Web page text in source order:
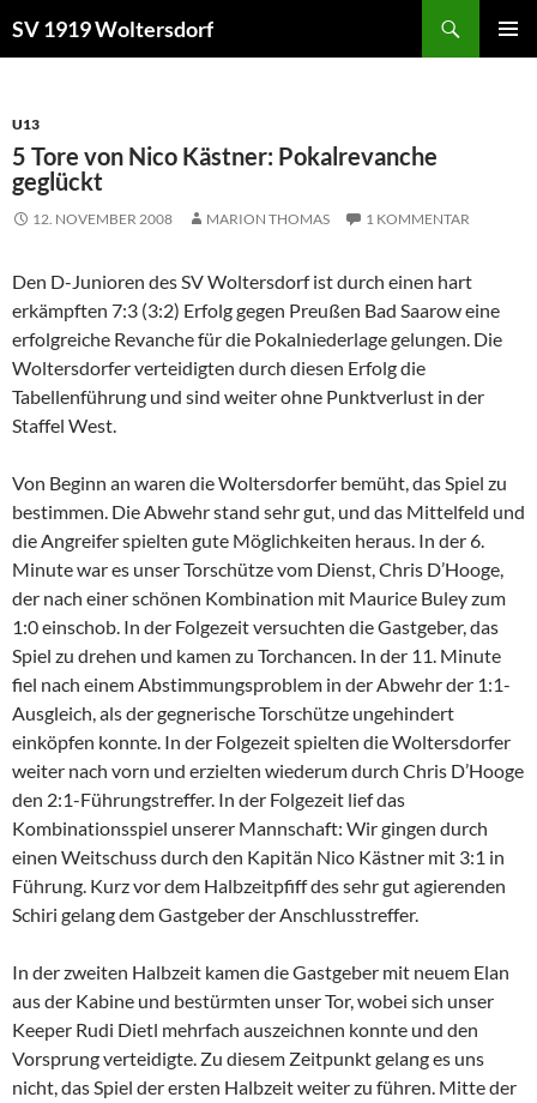
Inhalt
SV 1919 Woltersdorf
U13
5 Tore von Nico Kästner: Pokalrevanche
geglückt
12. NOVEMBER 2008 MARION THOMAS 1 KOMMENTAR
Den D-Junioren des SV Woltersdorf ist durch einen hart
erkämpften 7:3 (3:2) Erfolg gegen Preußen Bad Saarow eine
erfolgreiche Revanche für die Pokalniederlage gelungen. Die
Woltersdorfer verteidigten durch diesen Erfolg die
Tabellenführung und sind weiter ohne Punktverlust in der
Staffel West.
Von Beginn an waren die Woltersdorfer bemüht, das Spiel zu
bestimmen. Die Abwehr stand sehr gut, und das Mittelfeld und
die Angreifer spielten gute Möglichkeiten heraus. In der 6.
Minute war es unser Torschütze vom Dienst, Chris D’Hooge,
der nach einer schönen Kombination mit Maurice Buley zum
1:0 einschob. In der Folgezeit versuchten die Gastgeber, das
Spiel zu drehen und kamen zu Torchancen. In der 11. Minute
fiel nach einem Abstimmungsproblem in der Abwehr der 1:1-
Ausgleich, als der gegnerische Torschütze ungehindert
einköpfen konnte. In der Folgezeit spielten die Woltersdorfer
weiter nach vorn und erzielten wiederum durch Chris D’Hooge
den 2:1-Führungstreffer. In der Folgezeit lief das
Kombinationsspiel unserer Mannschaft: Wir gingen durch
einen Weitschuss durch den Kapitän Nico Kästner mit 3:1 in
Führung. Kurz vor dem Halbzeitpfiff des sehr gut agierenden
Schiri gelang dem Gastgeber der Anschlusstreffer.
In der zweiten Halbzeit kamen die Gastgeber mit neuem Elan
aus der Kabine und bestürmten unser Tor, wobei sich unser
Keeper Rudi Dietl mehrfach auszeichnen konnte und den
Vorsprung verteidigte. Zu diesem Zeitpunkt gelang es uns
nicht, das Spiel der ersten Halbzeit weiter zu führen. Mitte der